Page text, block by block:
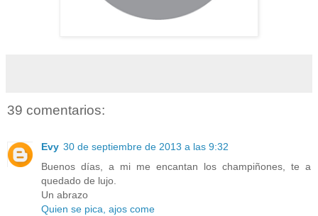
39 comentarios:
Evy 30 de septiembre de 2013 a las 9:32
Buenos días, a mi me encantan los champiñones, te a
quedado de lujo.
Un abrazo
Quien se pica, ajos come